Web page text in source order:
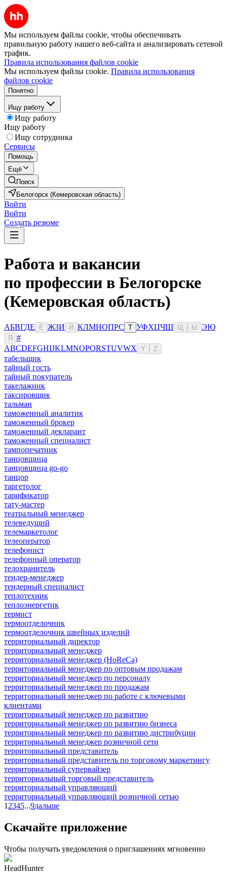
Мы используем файлы cookie, чтобы обеспечивать
правильную работу нашего веб-сайта и анализировать сетевой
трафик.
Правила использования файлов cookie
Мы используем файлы cookie. Правила использования
файлов cookie
Понятно
Ищу работу
Ищу работу
Ищу работу
Ищу сотрудника
Сервисы
Помощь
Ещё
Поиск
Белогорск (Кемеровская область)
Войти
Войти
Создать резюме
Работа и вакансии
по профессии в Белогорске
(Кемеровская область)
АБВГДЕ Ё ЖЗИ Й КЛМНОПРС Т УФХЦЧШ Ы ЭЮ
Я
#
ABCDEFGHIJKLMNOPQRSTUVWX Y Z
табельщик
тайный гость
тайный покупатель
такелажник
таксировщик
тальман
таможенный аналитик
таможенный брокер
таможенный декларант
таможенный специалист
тампопечатник
танцовщица
танцовщица go-go
танцор
таргетолог
тарификатор
тату-мастер
театральный менеджер
телеведущий
телемаркетолог
телеоператор
телефонист
телефонный оператор
телохранитель
тендер-менеджер
тендерный специалист
теплотехник
теплоэнергетик
термист
термоотделочник
термоотделочник швейных изделий
территориальный директор
территориальный менеджер
территориальный менеджер (HoReCa)
территориальный менеджер по оптовым продажам
территориальный менеджер по персоналу
территориальный менеджер по продажам
территориальный менеджер по работе с ключевыми
клиентами
территориальный менеджер по развитию
территориальный менеджер по развитию бизнеса
территориальный менеджер по развитию дистрибуции
территориальный менеджер розничной сети
территориальный представитель
территориальный представитель по торговому маркетингу
территориальный супервайзер
территориальный торговый представитель
территориальный управляющий
территориальный управляющий розничной сетью
1 2345...9дальше
Скачайте приложение
Чтобы получать уведомления о приглашениях мгновенно
HeadHunter